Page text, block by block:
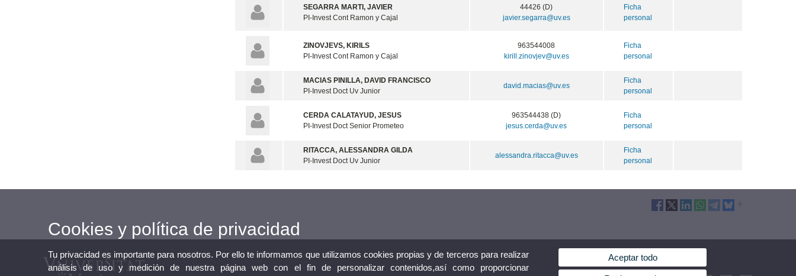
SEGARRA MARTI, JAVIER
PI-Invest Cont Ramon y Cajal
44426 (D)
javier.segarra@uv.es
Ficha
personal
ZINOVJEVS, KIRILS
PI-Invest Cont Ramon y Cajal
963544008
kirill.zinovjev@uv.es
Ficha
personal
MACIAS PINILLA, DAVID FRANCISCO
PI-Invest Doct Uv Junior
david.macias@uv.es
Ficha
personal
CERDA CALATAYUD, JESUS
PI-Invest Doct Senior Prometeo
963544438 (D)
jesus.cerda@uv.es
Ficha
personal
RITACCA, ALESSANDRA GILDA
PI-Invest Doct Uv Junior
alessandra.ritacca@uv.es
Ficha
personal
Cookies y política de privacidad
Tu privacidad es importante para nosotros. Por ello te informamos que utilizamos cookies propias y de terceros para realizar
análisis de uso y medición de nuestra página web con el fin de personalizar contenidos,así como proporcionar
Aceptar todo